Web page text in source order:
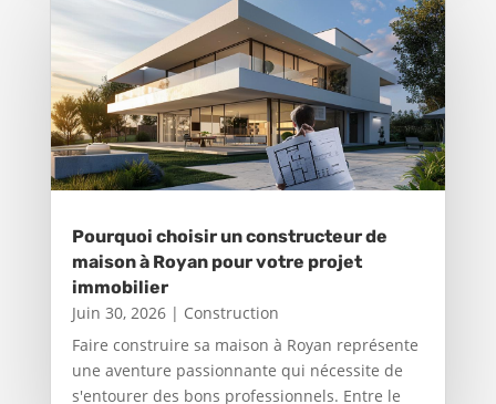
Pourquoi choisir un constructeur de
maison à Royan pour votre projet
immobilier
Juin 30, 2026| Construction
Faire construire sa maison à Royan représente
une aventure passionnante qui nécessite de
s'entourer des bons professionnels. Entre le